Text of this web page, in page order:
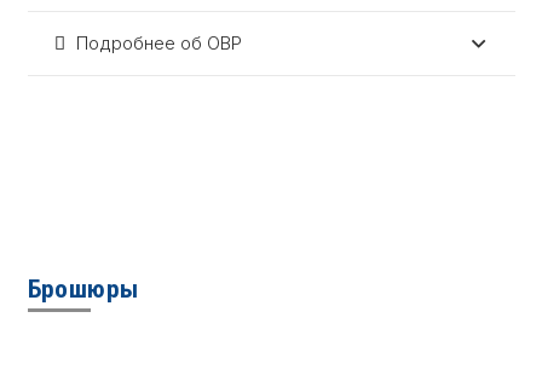
Подробнее об OBP
Брошюры